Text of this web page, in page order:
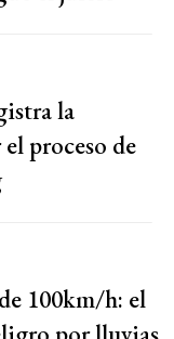
la
proceso de
100km/h: el